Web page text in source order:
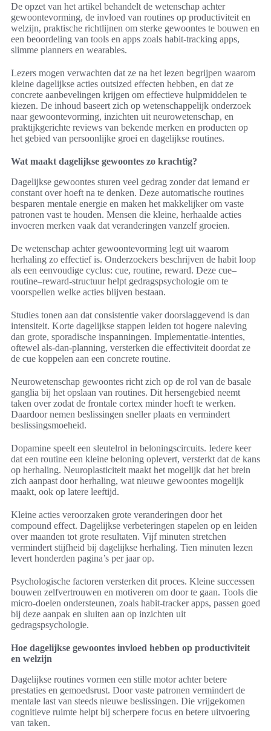
De opzet van het artikel behandelt de wetenschap achter
gewoontevorming, de invloed van routines op productiviteit en
welzijn, praktische richtlijnen om sterke gewoontes te bouwen en
een beoordeling van tools en apps zoals habit-tracking apps,
slimme planners en wearables.
Lezers mogen verwachten dat ze na het lezen begrijpen waarom
kleine dagelijkse acties outsized effecten hebben, en dat ze
concrete aanbevelingen krijgen om effectieve hulpmiddelen te
kiezen. De inhoud baseert zich op wetenschappelijk onderzoek
naar gewoontevorming, inzichten uit neurowetenschap, en
praktijkgerichte reviews van bekende merken en producten op
het gebied van persoonlijke groei en dagelijkse routines.
Wat maakt dagelijkse gewoontes zo krachtig?
Dagelijkse gewoontes sturen veel gedrag zonder dat iemand er
constant over hoeft na te denken. Deze automatische routines
besparen mentale energie en maken het makkelijker om vaste
patronen vast te houden. Mensen die kleine, herhaalde acties
invoeren merken vaak dat veranderingen vanzelf groeien.
De wetenschap achter gewoontevorming legt uit waarom
herhaling zo effectief is. Onderzoekers beschrijven de habit loop
als een eenvoudige cyclus: cue, routine, reward. Deze cue–
routine–reward-structuur helpt gedragspsychologie om te
voorspellen welke acties blijven bestaan.
Studies tonen aan dat consistentie vaker doorslaggevend is dan
intensiteit. Korte dagelijkse stappen leiden tot hogere naleving
dan grote, sporadische inspanningen. Implementatie-intenties,
oftewel als-dan-planning, versterken die effectiviteit doordat ze
de cue koppelen aan een concrete routine.
Neurowetenschap gewoontes richt zich op de rol van de basale
ganglia bij het opslaan van routines. Dit hersengebied neemt
taken over zodat de frontale cortex minder hoeft te werken.
Daardoor nemen beslissingen sneller plaats en vermindert
beslissingsmoeheid.
Dopamine speelt een sleutelrol in beloningscircuits. Iedere keer
dat een routine een kleine beloning oplevert, versterkt dat de kans
op herhaling. Neuroplasticiteit maakt het mogelijk dat het brein
zich aanpast door herhaling, wat nieuwe gewoontes mogelijk
maakt, ook op latere leeftijd.
Kleine acties veroorzaken grote veranderingen door het
compound effect. Dagelijkse verbeteringen stapelen op en leiden
over maanden tot grote resultaten. Vijf minuten stretchen
vermindert stijfheid bij dagelijkse herhaling. Tien minuten lezen
levert honderden pagina’s per jaar op.
Psychologische factoren versterken dit proces. Kleine successen
bouwen zelfvertrouwen en motiveren om door te gaan. Tools die
micro-doelen ondersteunen, zoals habit-tracker apps, passen goed
bij deze aanpak en sluiten aan op inzichten uit
gedragspsychologie.
Hoe dagelijkse gewoontes invloed hebben op productiviteit
en welzijn
Dagelijkse routines vormen een stille motor achter betere
prestaties en gemoedsrust. Door vaste patronen vermindert de
mentale last van steeds nieuwe beslissingen. Die vrijgekomen
cognitieve ruimte helpt bij scherpere focus en betere uitvoering
van taken.